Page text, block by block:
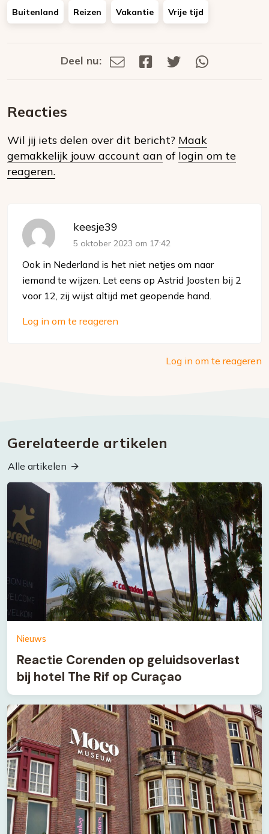
Buitenland Reizen Vakantie Vrije tijd
Deel
social
media
Deel nu:
Deel
Deel
Deel
Reacties
Wil jij iets delen over dit bericht? Maak
gemakkelijk jouw account aan of login om te
reageren.
keesje39
5 oktober 2023 om 17:42
Ook in Nederland is het niet netjes om naar
iemand te wijzen. Let eens op Astrid Joosten bij 2
voor 12, zij wijst altijd met geopende hand.
Log in om te reageren
Log in om te reageren
Gerelateerde artikelen
Alle artikelen
Nieuws
Reactie Corenden op geluidsoverlast
bij hotel The Rif op Curaçao